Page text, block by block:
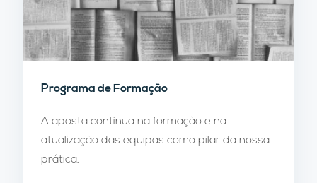
Programa de Formação
A aposta contínua na formação e na
atualização das equipas como pilar da nossa
prática.